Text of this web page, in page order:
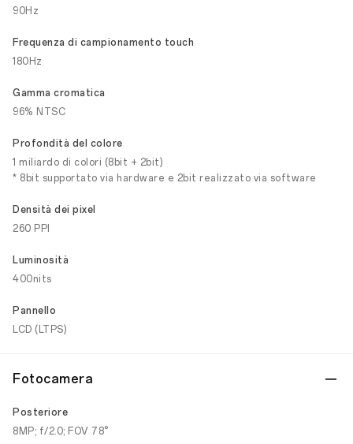
90Hz
Frequenza di campionamento touch
180Hz
Gamma cromatica
96% NTSC
Profondità del colore
1 miliardo di colori (8bit + 2bit)
* 8bit supportato via hardware e 2bit realizzato via software
Densità dei pixel
260 PPI
Luminosità
400nits
Pannello
LCD (LTPS)
Fotocamera
Posteriore
8MP; f/2.0; FOV 78°